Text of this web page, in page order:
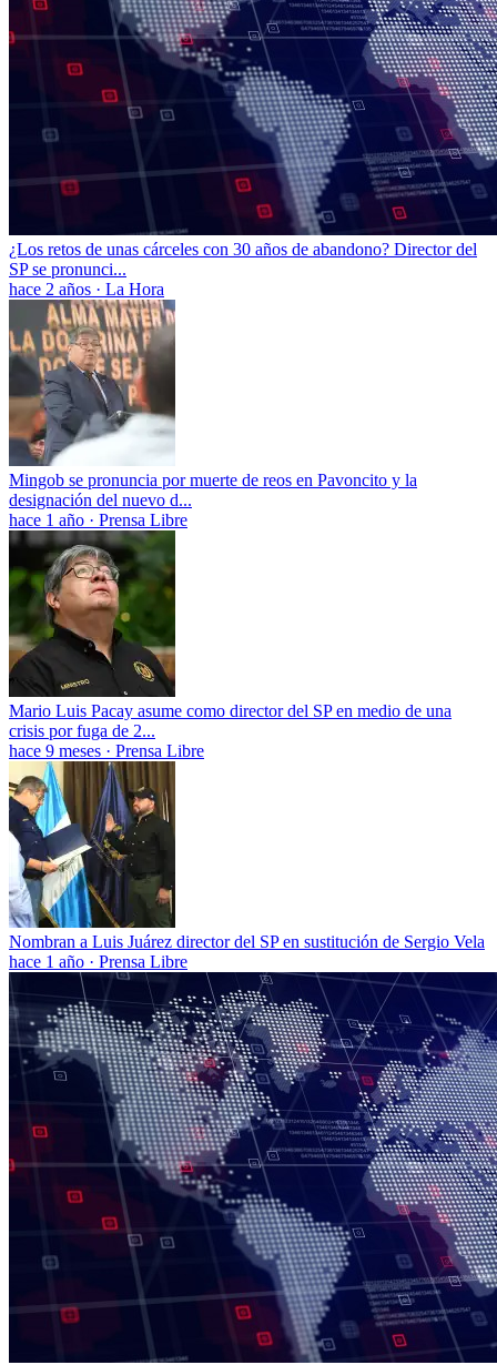
¿Los retos de unas cárceles con 30 años de abandono? Director del
SP se pronunci...
hace 2 años · La Hora
Mingob se pronuncia por muerte de reos en Pavoncito y la
designación del nuevo d...
hace 1 año · Prensa Libre
Mario Luis Pacay asume como director del SP en medio de una
crisis por fuga de 2...
hace 9 meses · Prensa Libre
Nombran a Luis Juárez director del SP en sustitución de Sergio Vela
hace 1 año · Prensa Libre